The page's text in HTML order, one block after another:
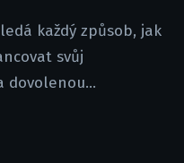
každý způsob, jak
svůj
dovolenou...